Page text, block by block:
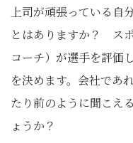
上司が頑張っている自
とはありますか？ ス
コーチ）が選手を評価
を決めます。会社であ
たり前のように聞こえ
ょうか？